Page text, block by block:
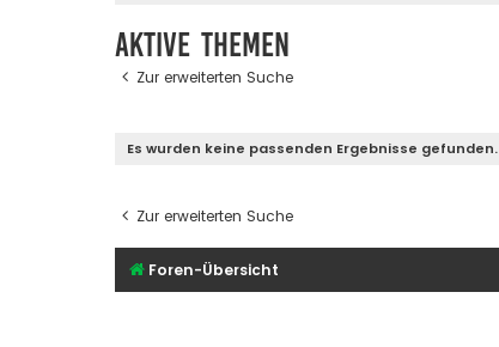
Aktive Themen
Zur erweiterten Suche
Es wurden keine passenden Ergebnisse gefunden.
Zur erweiterten Suche
Foren-Übersicht